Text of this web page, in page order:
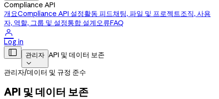
Compliance API
개요Compliance API 설정활동 피드채팅, 파일 및 프로젝트조직, 사용
자, 역할, 그룹 및 설정통합 설계오류FAQ

Log in
 관리자

API 및 데이터 보존
관리자/데이터 및 규정 준수
API 및 데이터 보존